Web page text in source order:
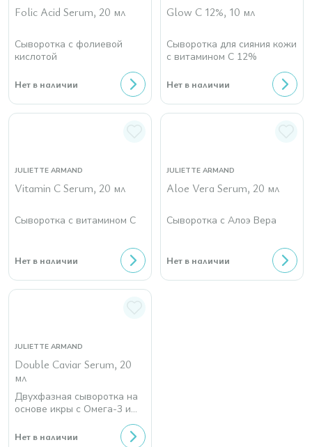
Folic Acid Serum, 20 мл
Сыворотка с фолиевой
кислотой
Нет в наличии
Glow C 12%, 10 мл
Сыворотка для сияния кожи
с витамином С 12%
Нет в наличии
JULIETTE ARMAND
Vitamin C Serum, 20 мл
Сыворотка с витамином С
Нет в наличии
JULIETTE ARMAND
Aloe Vera Serum, 20 мл
Сыворотка с Алоэ Вера
Нет в наличии
JULIETTE ARMAND
Double Caviar Serum, 20
мл
Двухфазная сыворотка на
основе икры с Омега-3 и
Нет в наличии